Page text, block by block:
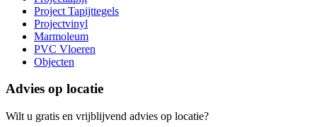
Project Tapijttegels
Projectvinyl
Marmoleum
PVC Vloeren
Objecten
Advies op locatie
Wilt u gratis en vrijblijvend advies op locatie?